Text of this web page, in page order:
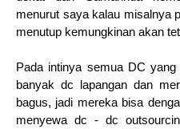
menurut saya kalau misalnya
menutup kemungkinan akan
Pada intinya semua DC
banyak dc lapangan dan
bagus, jadi mereka bisa
menyewa dc - dc